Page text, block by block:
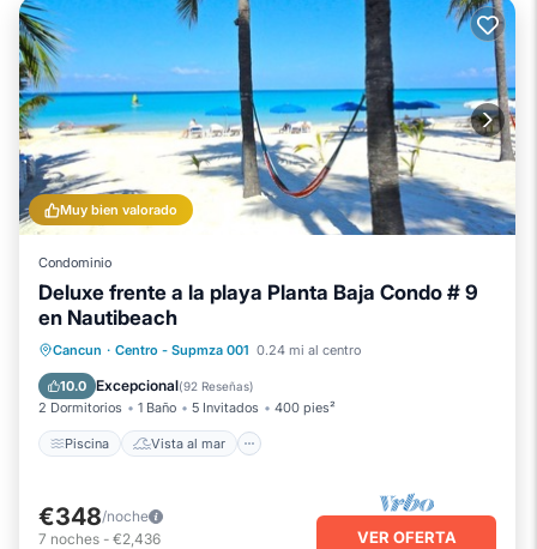
Muy bien valorado
Condominio
Deluxe frente a la playa Planta Baja Condo # 9
en Nautibeach
Cancun · Centro - Supmza 001 0.24 mi al centro
10.0 Excepcional(92 Reseñas)
2 Dormitorios 1 Baño 5 Invitados 400 pies²
Piscina Vista al mar
Piscina
Vista al mar
Balcón/Terraza
€348/noche
7 noches - €2,436 VER OFERTA